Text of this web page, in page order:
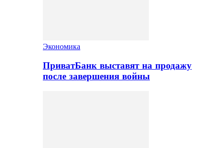
Экономика
ПриватБанк выставят на продажу
после завершения войны